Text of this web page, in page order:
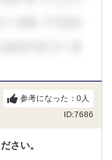
ID:7686
参考になった： 0人
さい。